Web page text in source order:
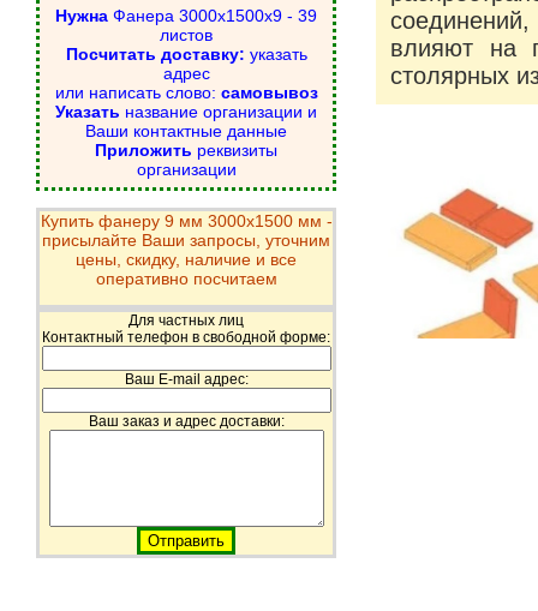
Нужна Фанера 3000х1500х9 - 39
листов
Посчитать доставку: указать
адрес
или написать слово: самовывоз
Указать название организации и
Ваши контактные данные
Приложить реквизиты
организации
Купить фанеру 9 мм 3000х1500 мм -
присылайте Ваши запросы, уточним
цены, скидку, наличие и все
оперативно посчитаем
Для частных лиц
Контактный телефон в свободной форме:
Ваш E-mail адрес:
Ваш заказ и адрес доставки:
влияют на
столярных